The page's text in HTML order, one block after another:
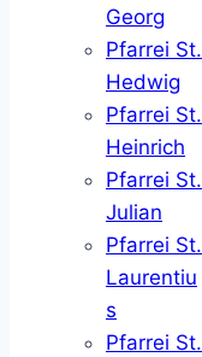
Georg
Pfarrei St.
Hedwig
Pfarrei St.
Heinrich
Pfarrei St.
Julian
Pfarrei St.
Laurentiu
s
Pfarrei St.